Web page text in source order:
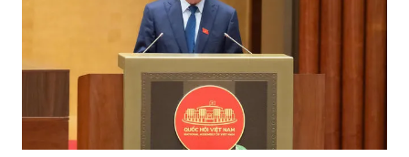
Trình Quốc hội Dự án đầu tư xây dựng
đường Vành đai 5 - Vùng Thủ đô Hà Nội